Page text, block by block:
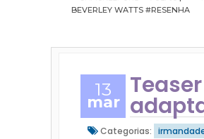
13
mar
Categorias: